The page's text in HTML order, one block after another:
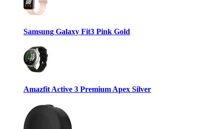
Samsung Galaxy Fit3 Pink Gold
Amazfit Active 3 Premium Apex Silver